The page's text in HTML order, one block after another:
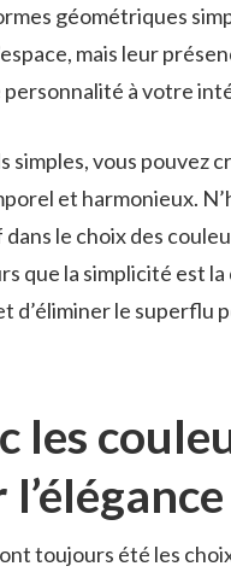
géométriques
mais leur
personnalité à votre
simples,⁤ vous ⁤pouvez
⁣et harmonieux.
le choix des
que la simplicité est
d’éliminer le superflu
les
toujours été les